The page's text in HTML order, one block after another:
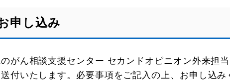
申し込み
がん相談支援センター セカンドオピニオン外来担
付いたします。必要事項をご記入の上、お申し込み